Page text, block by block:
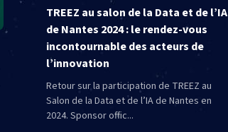
TREEZ au salon de la Data et de l’IA
de Nantes 2024 : le rendez-vous
incontournable des acteurs de
l’innovation
Retour sur la participation de TREEZ au
Salon de la Data et de l’IA de Nantes en
2024. Sponsor offic...